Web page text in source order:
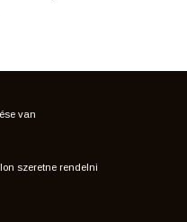
van
szeretne rendelni